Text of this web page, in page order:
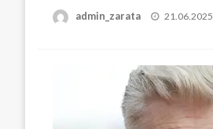
admin_zarata
Posted
21.06.2025